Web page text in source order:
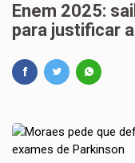
Enem 2025:
para justificar